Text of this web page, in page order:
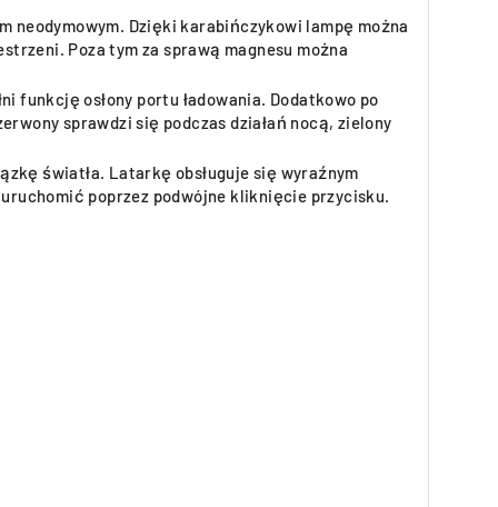
neodymowym. Dzięki karabińczykowi lampę można
Poza tym za sprawą magnesu można
funkcję osłony portu ładowania. Dodatkowo po
sprawdzi się podczas działań nocą, zielony
światła. Latarkę obsługuje się wyraźnym
poprzez podwójne kliknięcie przycisku.